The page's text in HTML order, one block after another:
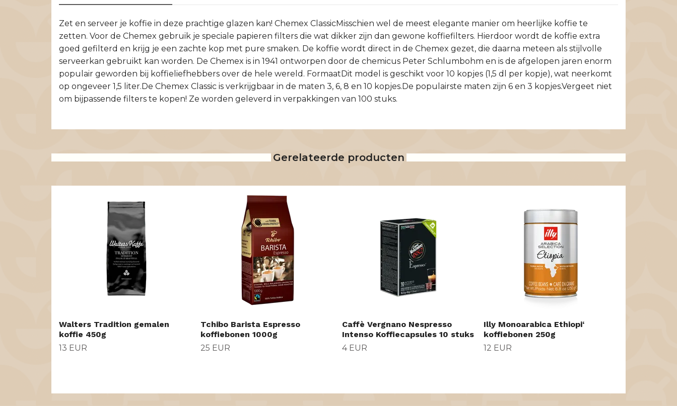
Zet en serveer je koffie in deze prachtige glazen kan! Chemex ClassicMisschien wel de meest elegante manier om heerlijke koffie te
zetten. Voor de Chemex gebruik je speciale papieren filters die wat dikker zijn dan gewone koffiefilters. Hierdoor wordt de koffie extra
goed gefilterd en krijg je een zachte kop met pure smaken. De koffie wordt direct in de Chemex gezet, die daarna meteen als stijlvolle
serveerkan gebruikt kan worden. De Chemex is in 1941 ontworpen door de chemicus Peter Schlumbohm en is de afgelopen jaren enorm
populair geworden bij koffieliefhebbers over de hele wereld. FormaatDit model is geschikt voor 10 kopjes (1,5 dl per kopje), wat neerkomt
op ongeveer 1,5 liter.De Chemex Classic is verkrijgbaar in de maten 3, 6, 8 en 10 kopjes.De populairste maten zijn 6 en 3 kopjes.Vergeet niet
om bijpassende filters te kopen! Ze worden geleverd in verpakkingen van 100 stuks.
Gerelateerde producten
Walters Tradition gemalen
koffie 450g
13 EUR
Tchibo Barista Espresso
koffiebonen 1000g
25 EUR
Caffè Vergnano Nespresso
Intenso Koffiecapsules 10 stuks
4 EUR
Illy Monoarabica Ethiopi‘
koffiebonen 250g
12 EUR